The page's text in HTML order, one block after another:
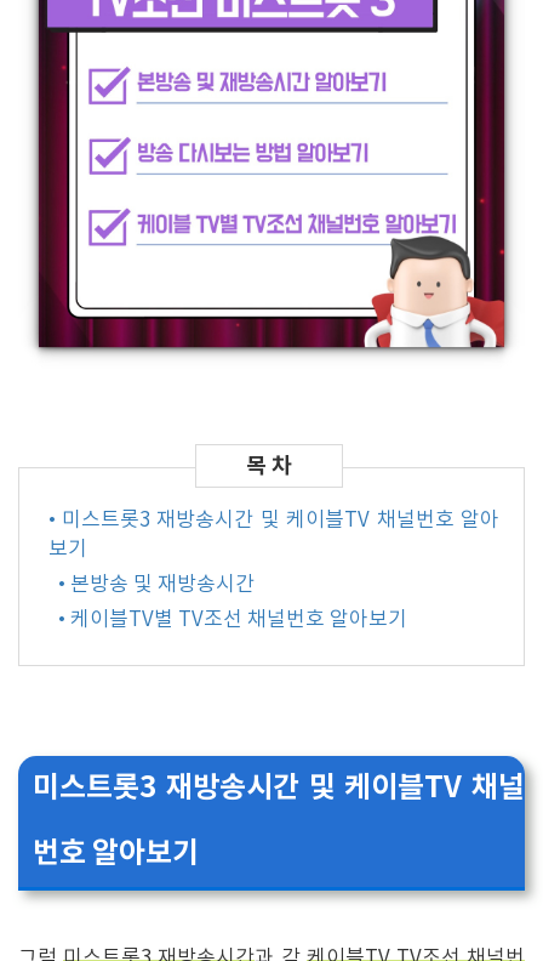
• 미스트롯3 재방송시간 및 케이블TV 채널번호 알아
보기
• 본방송 및 재방송시간
• 케이블TV별 TV조선 채널번호 알아보기
미스트롯3 재방송시간 및 케이블TV 채널
번호 알아보기